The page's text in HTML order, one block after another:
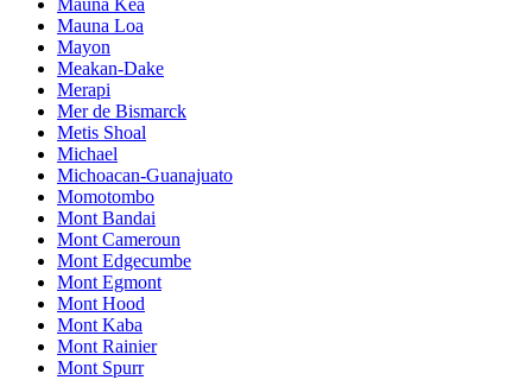
Mauna Kea
Mauna Loa
Mayon
Meakan-Dake
Merapi
Mer de Bismarck
Metis Shoal
Michael
Michoacan-Guanajuato
Momotombo
Mont Bandai
Mont Cameroun
Mont Edgecumbe
Mont Egmont
Mont Hood
Mont Kaba
Mont Rainier
Mont Spurr